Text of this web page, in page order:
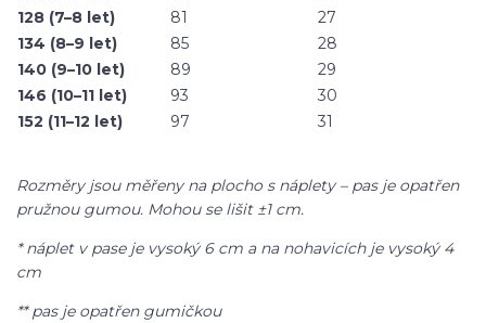
128 (7–8 let)
81
27
134 (8–9 let)
85
28
140 (9–10 let)
89
29
146 (10–11 let)
93
30
152 (11–12 let)
97 31
Rozměry jsou měřeny na plocho s náplety – pas je opatřen
pružnou gumou. Mohou se lišit ±1 cm.
* náplet v pase je vysoký 6 cm a na nohavicích je vysoký 4
cm
** pas je opatřen gumičkou